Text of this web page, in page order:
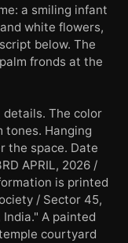
a smiling infant
white flowers,
below. The
fronds at the
The color
tones. Hanging
the space. Date
APRIL, 2026 /
is printed
/ Sector 45,
India." A painted
courtyard